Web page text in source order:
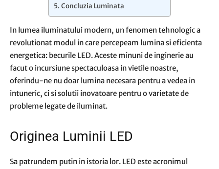
Concluzia Luminata
In lumea iluminatului modern, un fenomen tehnologic a
revolutionat modul in care percepeam lumina si eficienta
energetica: becurile LED. Aceste minuni de inginerie au
facut o incursiune spectaculoasa in vietile noastre,
oferindu-ne nu doar lumina necesara pentru a vedea in
intuneric, ci si solutii inovatoare pentru o varietate de
probleme legate de iluminat.
Originea Luminii LED
Sa patrundem putin in istoria lor. LED este acronimul